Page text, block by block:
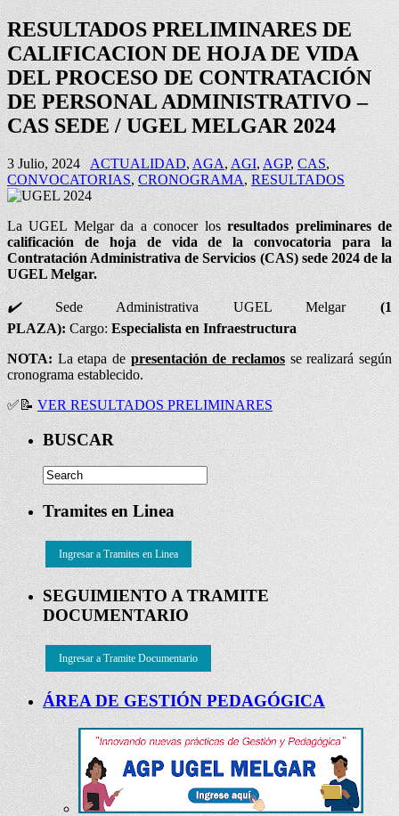
RESULTADOS PRELIMINARES DE
CALIFICACION DE HOJA DE VIDA
DEL PROCESO DE CONTRATACIÓN
DE PERSONAL ADMINISTRATIVO –
CAS SEDE / UGEL MELGAR 2024
3 Julio, 2024 ACTUALIDAD,AGA,AGI, AGP,CAS,
CONVOCATORIAS, CRONOGRAMA,RESULTADOS
La UGEL Melgar da a conocer losresultados preliminares de
calificación de hoja de vida de la convocatoria para la
Contratación Administrativa de Servicios (CAS) sede 2024 de la
UGEL Melgar.
✔️ Sede Administrativa UGEL Melgar(1
PLAZA):Cargo:Especialista en Infraestructura
NOTA:La etapa depresentación de reclamos se realizará según
cronograma establecido.
✅📝VER RESULTADOS PRELIMINARES
BUSCAR
Tramites en Linea
Ingresar a Tramites en Linea
SEGUIMIENTO A TRAMITE
DOCUMENTARIO
Ingresar a Tramite Documentario
ÁREA DE GESTIÓN PEDAGÓGICA